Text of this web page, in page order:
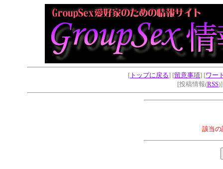
[ トップに戻る] [留意事項] [ワー
[投稿情報(RSS
該当の